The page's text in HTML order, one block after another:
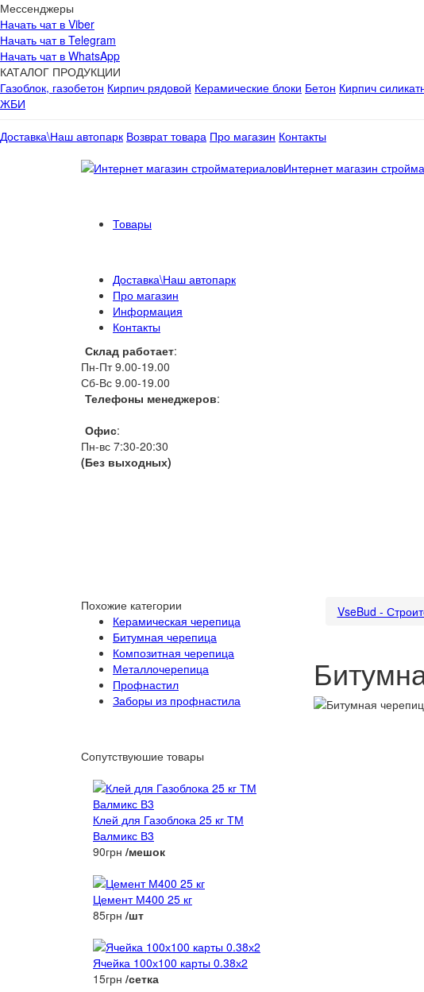
Мессенджеры
Начать чат в Viber
Начать чат в Telegram
Начать чат в WhatsApp
КАТАЛОГ ПРОДУКЦИИ
Газоблок, газобетон Кирпич рядовой Керамические блоки Бетон Кирпич
ЖБИ
Доставка\Наш автопарк Возврат товара Про магазин Контакты
Интернет магазин
Товары
Доставка\Наш автопарк
Про магазин
Информация
Контакты
Склад работает:
Пн-Пт 9.00-19.00
Сб-Вс 9.00-19.00
Телефоны менеджеров:
Офис:
Пн-вс 7:30-20:30
(Без выходных)
Похожие категории
Керамическая черепица
Битумная черепица
Композитная черепица
Металлочерепица
Профнастил
Заборы из профнастила
Сопутствуюшие товары
Клей для Газоблока 25 кг ТМ
Валмикс В3
90грн /мешок
Цемент М400 25 кг
85грн /шт
Ячейка 100х100 карты 0.38х2
15грн /сетка
VseBud -